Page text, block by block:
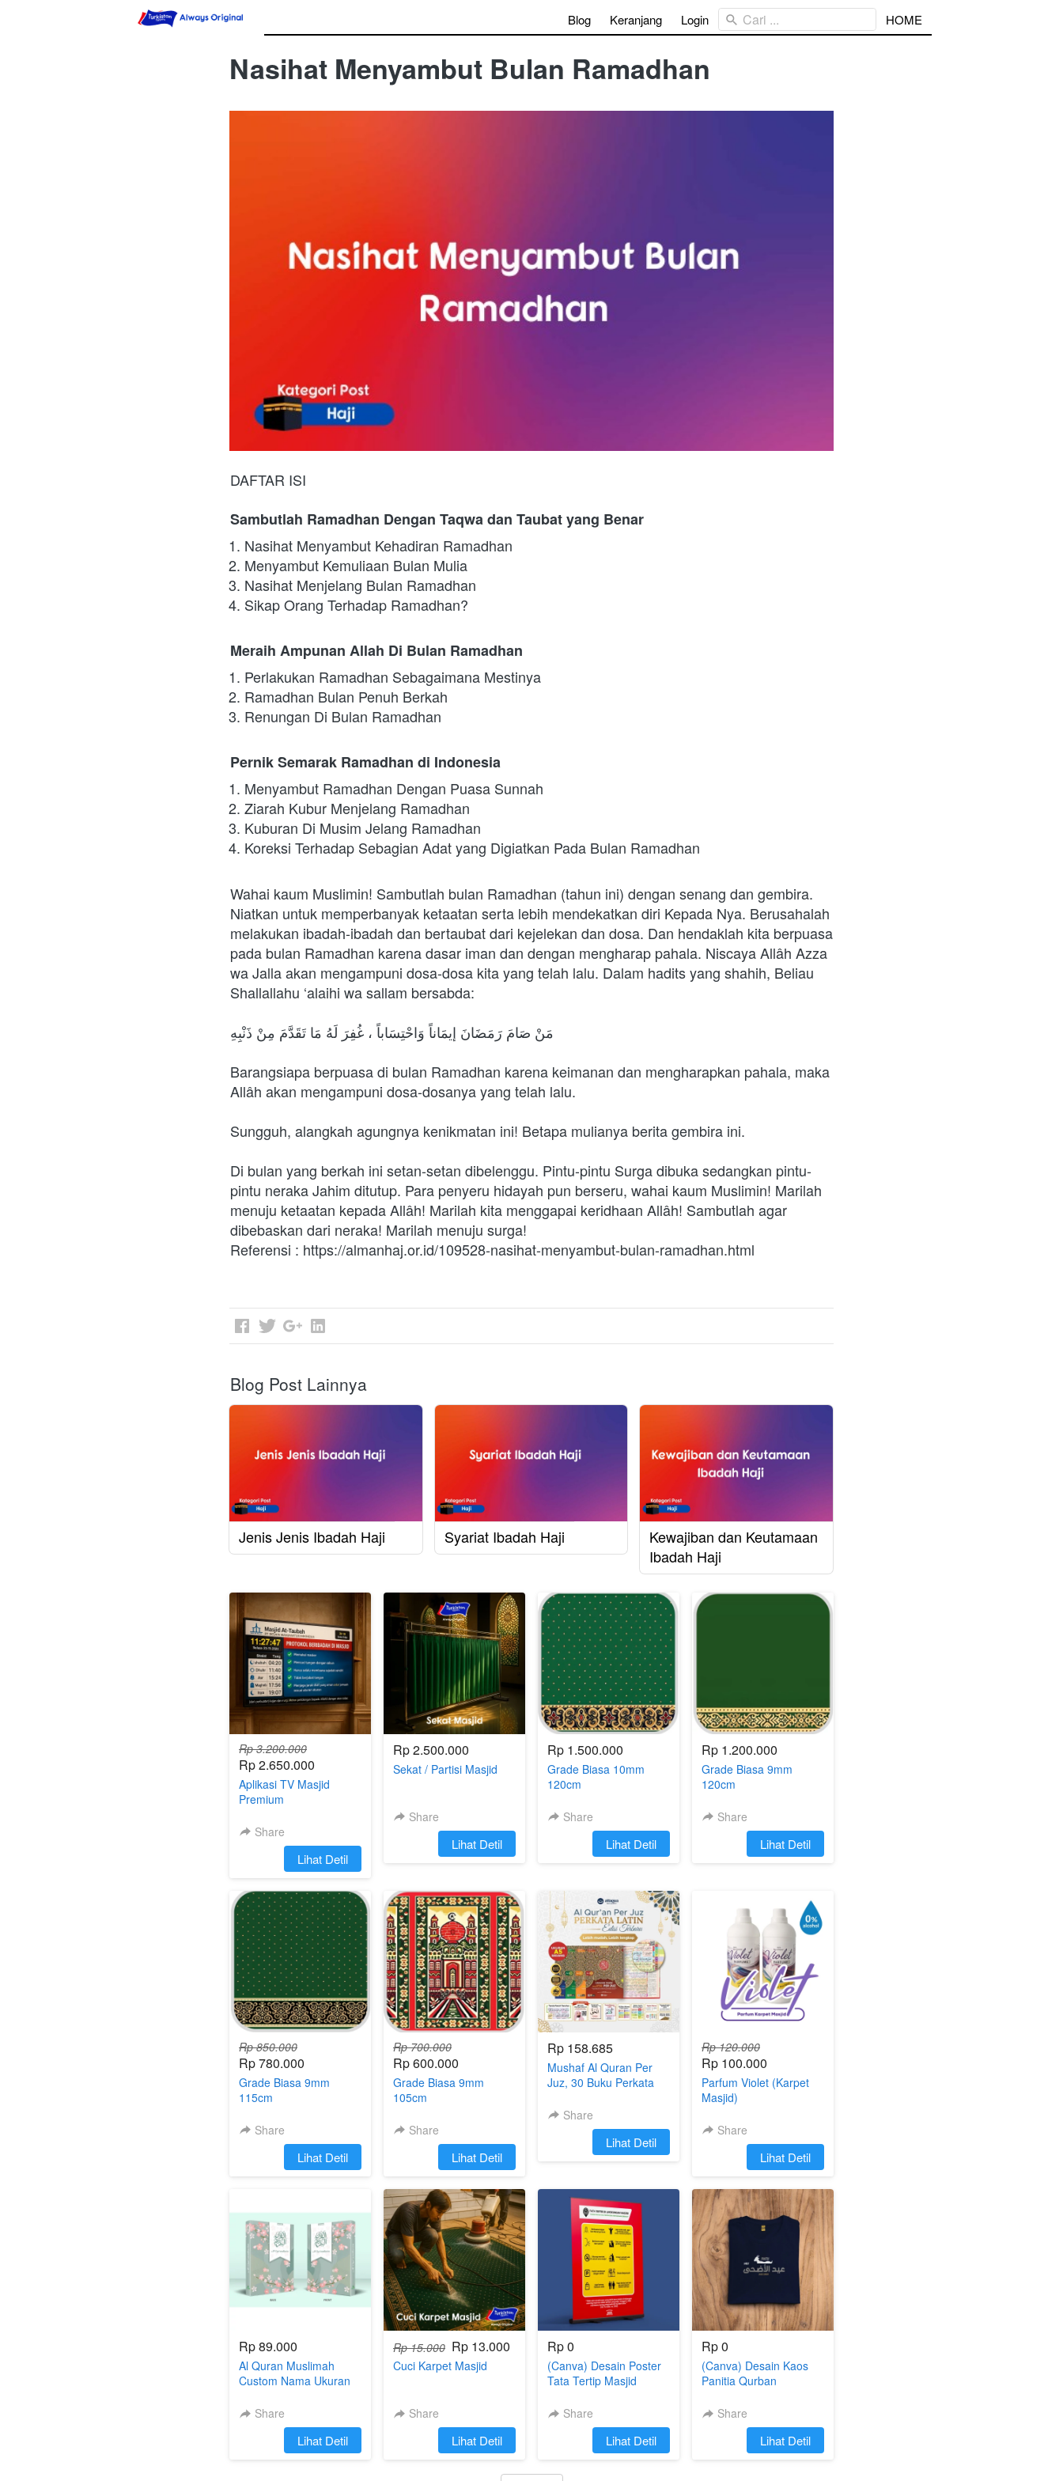
Blog Keranjang Login Cari ... HOME
Nasihat Menyambut Bulan Ramadhan
DAFTAR ISI
Sambutlah Ramadhan Dengan Taqwa dan Taubat yang Benar
Nasihat Menyambut Kehadiran Ramadhan
Menyambut Kemuliaan Bulan Mulia
Nasihat Menjelang Bulan Ramadhan
Sikap Orang Terhadap Ramadhan?
Meraih Ampunan Allah Di Bulan Ramadhan
Perlakukan Ramadhan Sebagaimana Mestinya
Ramadhan Bulan Penuh Berkah
Renungan Di Bulan Ramadhan
Pernik Semarak Ramadhan di Indonesia
Menyambut Ramadhan Dengan Puasa Sunnah
Ziarah Kubur Menjelang Ramadhan
Kuburan Di Musim Jelang Ramadhan
Koreksi Terhadap Sebagian Adat yang Digiatkan Pada Bulan Ramadhan
Wahai kaum Muslimin! Sambutlah bulan Ramadhan (tahun ini) dengan senang dan gembira.
Niatkan untuk memperbanyak ketaatan serta lebih mendekatkan diri Kepada Nya. Berusahalah
melakukan ibadah-ibadah dan bertaubat dari kejelekan dan dosa. Dan hendaklah kita berpuasa
pada bulan Ramadhan karena dasar iman dan dengan mengharap pahala. Niscaya Allâh Azza
wa Jalla akan mengampuni dosa-dosa kita yang telah lalu. Dalam hadits yang shahih, Beliau
Shallallahu ‘alaihi wa sallam bersabda:
مَنْ صَامَ رَمَضَانَ إيمَاناً وَاحْتِسَاباً ، غُفِرَ لَهُ مَا تَقَدَّمَ مِنْ ذَنْبِهِ
Barangsiapa berpuasa di bulan Ramadhan karena keimanan dan mengharapkan pahala, maka
Allâh akan mengampuni dosa-dosanya yang telah lalu.
Sungguh, alangkah agungnya kenikmatan ini! Betapa mulianya berita gembira ini.
Di bulan yang berkah ini setan-setan dibelenggu. Pintu-pintu Surga dibuka sedangkan pintu-
pintu neraka Jahim ditutup. Para penyeru hidayah pun berseru, wahai kaum Muslimin! Marilah
menuju ketaatan kepada Allâh! Marilah kita menggapai keridhaan Allâh! Sambutlah agar
dibebaskan dari neraka! Marilah menuju surga!
Referensi : https://almanhaj.or.id/109528-nasihat-menyambut-bulan-ramadhan.html
Blog Post Lainnya
Jenis Jenis Ibadah Haji Syariat Ibadah Haji
Kewajiban dan Keutamaan
Ibadah Haji
Rp 3.200.000
Rp 2.650.000
Aplikasi TV Masjid
Premium
Share
`Lihat Detil
Rp 2.500.000
Sekat / Partisi Masjid
Share
`Lihat Detil
Rp 1.500.000
Grade Biasa 10mm
120cm
Share
`Lihat Detil
Rp 1.200.000
Grade Biasa 9mm
120cm
Share
`Lihat Detil
Rp 850.000
Rp 780.000
Grade Biasa 9mm
115cm
Share
`Lihat Detil
Rp 700.000
Rp 600.000
Grade Biasa 9mm
105cm
Share
`Lihat Detil
Rp 158.685
Mushaf Al Quran Per
Juz, 30 Buku Perkata
Terjemahan
Share
`Lihat Detil
Rp 120.000
Rp 100.000
Parfum Violet (Karpet
Masjid)
Share
`Lihat Detil
Rp 89.000
Al Quran Muslimah
Custom Nama Ukuran
Share
`Lihat Detil
Rp 15.000 Rp 13.000
Cuci Karpet Masjid
Share
`Lihat Detil
Rp 0
(Canva) Desain Poster
Tata Tertip Masjid
Share
`Lihat Detil
Rp 0
(Canva) Desain Kaos
Panitia Qurban
Share
`Lihat Detil